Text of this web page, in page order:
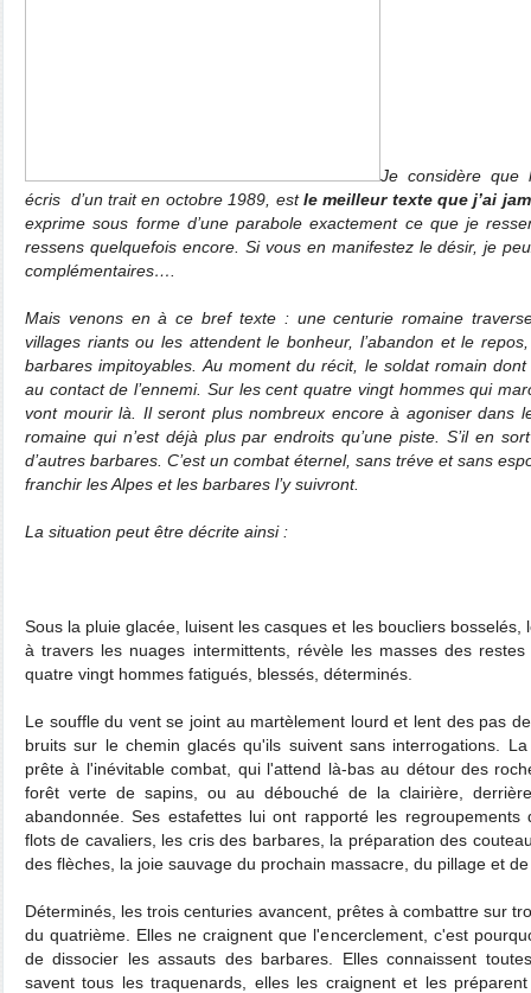
Je considère que
écris d’un trait en octobre 1989, estle meilleur texte que j’ai
exprime sous forme d’une parabole exactement ce que je
ressens quelquefois encore. Si vous en manifestez le désir, je
complémentaires….
Mais venons en à ce bref texte : une centurie romaine
villages riants ou les attendent le bonheur, l’abandon et le
barbares impitoyables. Au moment du récit, le soldat romain
au contact de l’ennemi. Sur les cent quatre vingt hommes qui
vont mourir là. Il seront plus nombreux encore à agoniser dans
romaine qui n’est déjà plus par endroits qu’une piste. S’il en
d’autres barbares. C’est un combat éternel, sans tréve et sans
franchir les Alpes et les barbares l’y suivront.
La situation peut être décrite ainsi :
Sous la pluie glacée, luisent les casques et les boucliers bosselés,
à travers les nuages intermittents, révèle les masses des
quatre vingt hommes fatigués, blessés, déterminés.
Le souffle du vent se joint au martèlement lourd et lent des pas
bruits sur le chemin glacés qu'ils suivent sans interrogations.
prête à l'inévitable combat, qui l'attend là‑bas au détour des
forêt verte de sapins, ou au débouché de la clairière,
abandonnée. Ses estafettes lui ont rapporté les regroupements
flots de cavaliers, les cris des barbares, la préparation des
des flèches, la joie sauvage du prochain massacre, du pillage et
Déterminés, les trois centuries avancent, prêtes à combattre sur
du quatrième. Elles ne craignent que l'encerclement, c'est
de dissocier les assauts des barbares. Elles connaissent
savent tous les traquenards, elles les craignent et les